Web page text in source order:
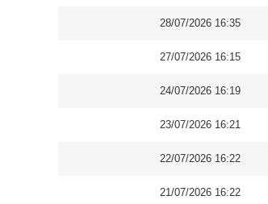
28/07/2026 16:35
27/07/2026 16:15
24/07/2026 16:19
23/07/2026 16:21
22/07/2026 16:22
21/07/2026 16:22